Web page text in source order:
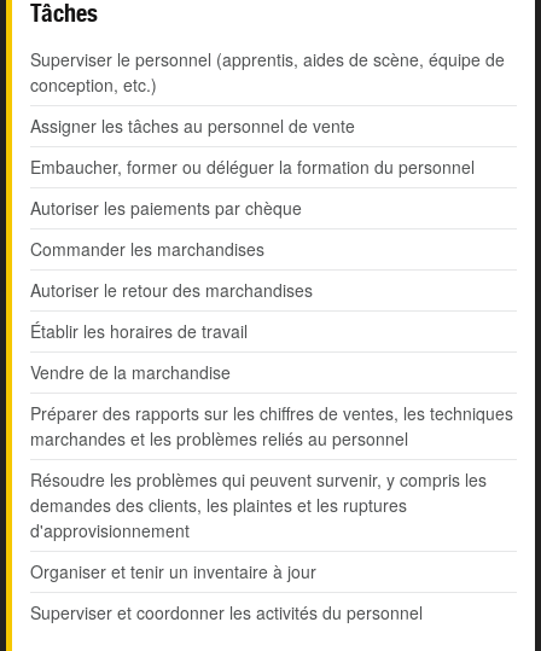
Tâches
Superviser le personnel (apprentis, aides de scène, équipe de
conception, etc.)
Assigner les tâches au personnel de vente
Embaucher, former ou déléguer la formation du personnel
Autoriser les paiements par chèque
Commander les marchandises
Autoriser le retour des marchandises
Établir les horaires de travail
Vendre de la marchandise
Préparer des rapports sur les chiffres de ventes, les techniques
marchandes et les problèmes reliés au personnel
Résoudre les problèmes qui peuvent survenir, y compris les
demandes des clients, les plaintes et les ruptures
d'approvisionnement
Organiser et tenir un inventaire à jour
Superviser et coordonner les activités du personnel